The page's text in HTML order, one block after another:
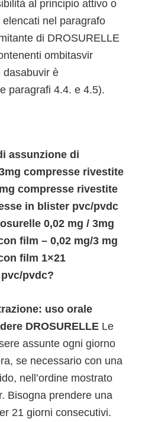
al principio attivo o
nel paragrafo
di DROSURELLE
ombitasvir
dasabuvir è
paragrafi 4.4. e 4.5).
assunzione di
compresse rivestite
compresse rivestite
in blister pvc/pvdc
0,02 mg / 3mg
film – 0,02 mg/3 mg
film 1×21
pvdc?
uso orale
DROSURELLE Le
assunte ogni giorno
se necessario con una
nell’ordine mostrato
Bisogna prendere una
21 giorni consecutivi.